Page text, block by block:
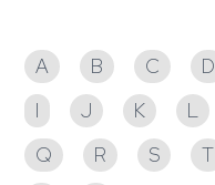
A B C D
I
J K L
Q
R S T